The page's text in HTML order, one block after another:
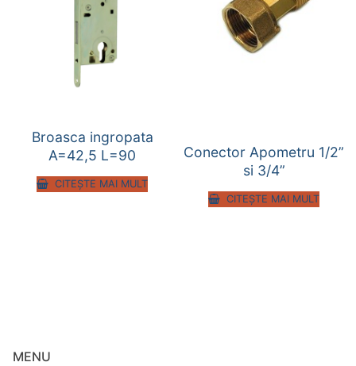
Broasca ingropata
A=42,5 L=90
CITEȘTE MAI MULT
Conector Apometru 1/2”
si 3/4”
CITEȘTE MAI MULT
MENU